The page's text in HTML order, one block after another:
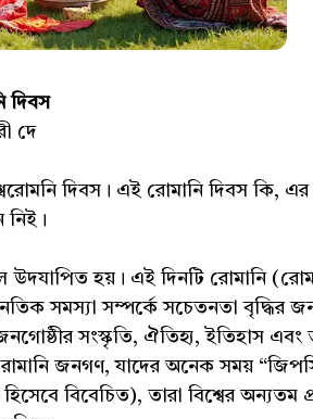
দিবস
দে
দিবস। এই রোমানি দিবস কি,
নিই।
উদযাপিত হয়। এই দিনটি রোমানি
সমস্যা সম্পর্কে সচেতনতা বৃদ্ধির
সংস্কৃতি, ঐতিহ্য, ইতিহাস
জনগণ, যাদের অনেক সময়
বিবেচিত), তারা বিশ্বের অন্যতম